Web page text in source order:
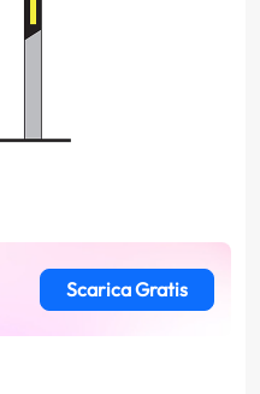
Scarica Gratis